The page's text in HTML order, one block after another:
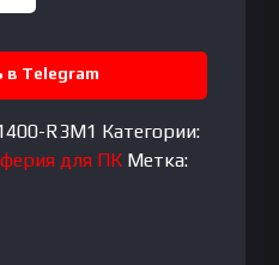
в Telegram
R3M1 Категории:
для ПК Метка: